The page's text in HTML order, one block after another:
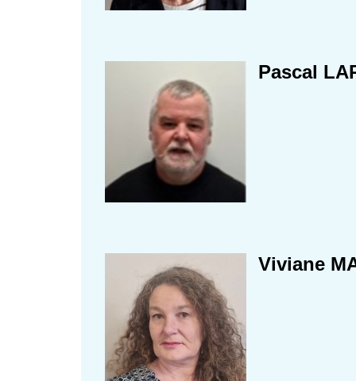
Pascal
Viviane